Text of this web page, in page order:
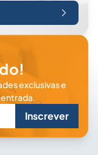
exclusivas e
Inscrever